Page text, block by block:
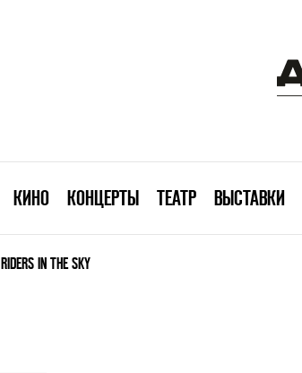
КИНО КОНЦЕРТЫ ТЕАТР ВЫСТАВКИ
RIDERS IN THE SKY